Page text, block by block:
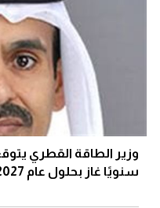
سنويًا غاز بحلول عام 2027